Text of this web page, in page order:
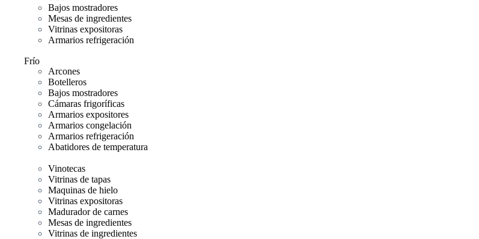
Bajos mostradores
Mesas de ingredientes
Vitrinas expositoras
Armarios refrigeración
Frío
Arcones
Botelleros
Bajos mostradores
Cámaras frigoríficas
Armarios expositores
Armarios congelación
Armarios refrigeración
Abatidores de temperatura
Vinotecas
Vitrinas de tapas
Maquinas de hielo
Vitrinas expositoras
Madurador de carnes
Mesas de ingredientes
Vitrinas de ingredientes